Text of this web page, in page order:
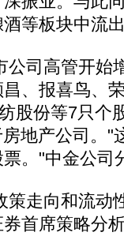
等板块中流
司高管开始
、报喜鸟、
股份等7只个
地产公司。"
。"中金公司
走向和流动
首席策略分